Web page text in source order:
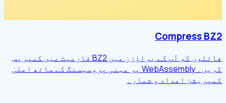
Compress BZ2
فائلوں کو آپ کے براؤزر میں BZ2 فارمیٹ میں کمپریس
کریں۔ WebAssembly پر مبنی پروسیسنگ کے ساتھ اعلیٰ
کمپریشن اعداد و شمار۔